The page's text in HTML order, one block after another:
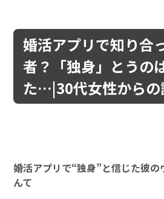
婚活アプリで知り合
者？「独身」とうの
た…|30代女性からの
婚活アプリで“独身”と信じた彼
んて